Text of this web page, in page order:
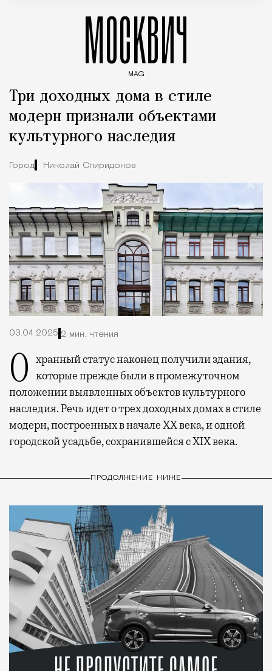
МОСКВИЧ
MAG
Три доходных дома в стиле
модерн признали объектами
культурного наследия
Город Николай Спиридонов
03.04.2025 2 мин. чтения
Охранный статус наконец получили здания, которые прежде были в промежуточном
положении выявленных объектов культурного
наследия. Речь идет о трех доходных домах в стиле
модерн, построенных в начале XX века, и одной
городской усадьбе, сохранившейся с XIX века.
ПРОДОЛЖЕНИЕ НИЖЕ